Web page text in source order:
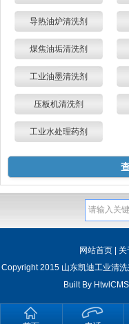
导热油炉清洗剂
煤焦油垢清洗剂
工业油墨清洗剂
压板机清洗剂
工业水处理药剂
网站首页| 关
Copyright 2015 山东凯迪工业清
Built By